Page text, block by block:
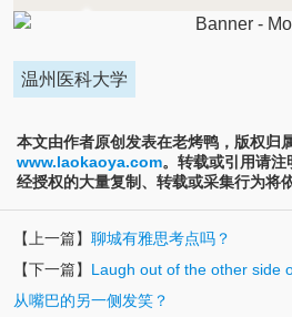
温州医科大学
本文由作者原创发表在老烤鸭，版权归
www.laokaoya.com。转载或引用请
经授权的大量复制、转载或采集行为将
【上一篇】 聊城有雅思考点吗？
【下一篇】 Laugh out of the other side
从嘴巴的另一侧发笑？